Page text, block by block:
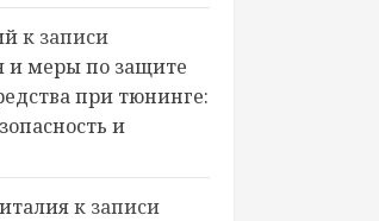
к записи
и меры по защите
при тюнинге:
и
к записи